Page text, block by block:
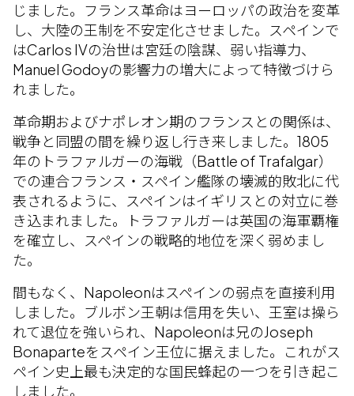
じました。フランス革命はヨーロッパの政治を変革
し、大陸の王制を不安定化させました。スペインで
はCarlos IVの治世は宮廷の陰謀、弱い指導力、
Manuel Godoyの影響力の増大によって特徴づけら
れました。
革命期およびナポレオン期のフランスとの関係は、
戦争と同盟の間を繰り返し行き来しました。1805
年のトラファルガーの海戦（Battle of Trafalgar）
での連合フランス・スペイン艦隊の壊滅的敗北に代
表されるように、スペインはイギリスとの対立に巻
き込まれました。トラファルガーは英国の海軍覇権
を確立し、スペインの戦略的地位を深く弱めまし
た。
間もなく、Napoleonはスペインの弱点を直接利用
しました。ブルボン王朝は信用を失い、王室は操ら
れて退位を強いられ、Napoleonは兄のJoseph
Bonaparteをスペイン王位に据えました。これがス
ペイン史上最も決定的な国民蜂起の一つを引き起こ
しました。